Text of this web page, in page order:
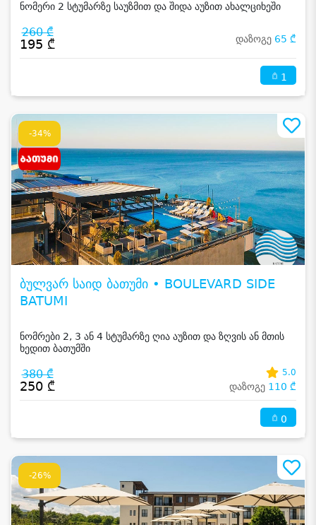
ნომერი 2 სტუმარზე საუზმით და შიდა აუზით ახალციხეში
260 ₾
195 ₾ დაზოგე 65 ₾
1
-34%
ბულვარ საიდ ბათუმი • BOULEVARD SIDE
BATUMI
ნომრები 2, 3 ან 4 სტუმარზე ღია აუზით და ზღვის ან მთის
ხედით ბათუმში
380 ₾
250 ₾
5.0
დაზოგე 110 ₾
0
-26%